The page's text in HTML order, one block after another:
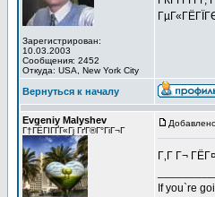
Зарегистрирован:
10.03.2003
Сообщения: 2452
Откуда: USA, New York City
Вернуться к началу
Evgeniy Malyshev
Г†ГЁГІГҐГ«Гј ГґГ®Г°ГіГ¬Г
Г‚Г Г¬
If you`re